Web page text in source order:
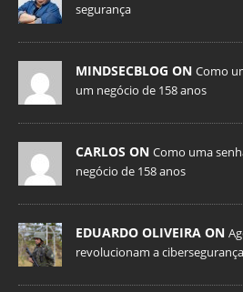
segurança
MINDSECBLOG ON Como
um negócio de 158 anos
CARLOS ON Como uma
negócio de 158 anos
EDUARDO OLIVEIRA ON
revolucionam a cibersegurança